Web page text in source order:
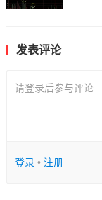
发表评论
请登录后参与评论...
登录• 注册